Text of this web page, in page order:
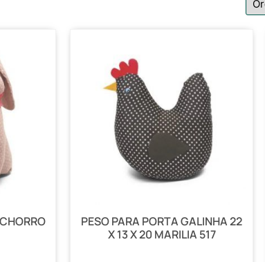
PESO PARA PORTA GALINHA 22
X 13 X 20 MARILIA 517